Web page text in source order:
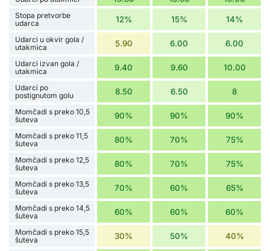
Stopa pretvorbe
udarca
12% 15% 14%
Udarci u okvir gola /
utakmica
5.90 6.00 6.00
Udarci izvan gola /
utakmica
9.40 9.60 10.00
Udarci po
postignutom golu
8.50 6.50 8
Momčadi s preko 10,5
šuteva
90% 90% 90%
Momčadi s preko 11,5
šuteva
80% 70% 75%
Momčadi s preko 12,5
šuteva
80% 70% 75%
Momčadi s preko 13,5
šuteva
70% 60% 65%
Momčadi s preko 14,5
šuteva
60% 60% 60%
Momčadi s preko 15,5
šuteva
30% 50% 40%